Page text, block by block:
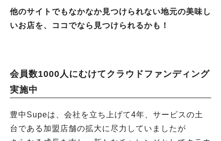
他のサイトでもなかなか見つけられない地元の美味し
いお店を、ココでなら見つけられるかも！
会員数1000人にむけてクラウドファンディング
実施中
豊中Supeは、会社を立ち上げて4年、サービスの土
台である加盟店舗の拡大に尽力していましたが